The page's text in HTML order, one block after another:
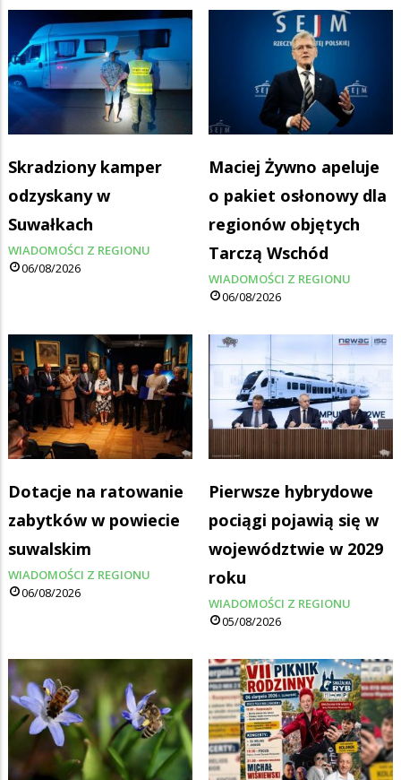
Skradziony kamper
odzyskany w
Suwałkach
WIADOMOŚCI Z REGIONU
06/08/2026
Maciej Żywno apeluje
o pakiet osłonowy dla
regionów objętych
Tarczą Wschód
WIADOMOŚCI Z REGIONU
06/08/2026
Dotacje na ratowanie
zabytków w powiecie
suwalskim
WIADOMOŚCI Z REGIONU
06/08/2026
Pierwsze hybrydowe
pociągi pojawią się w
województwie w 2029
roku
WIADOMOŚCI Z REGIONU
05/08/2026